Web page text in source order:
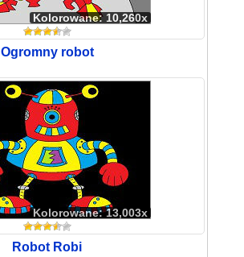
Kolorowane: 10,260x
Ogromny robot
Kolorowane: 13,003x
Robot Robi